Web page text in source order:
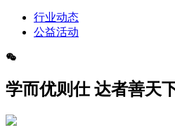
行业动态
公益活动
学而优则仕 达者善天